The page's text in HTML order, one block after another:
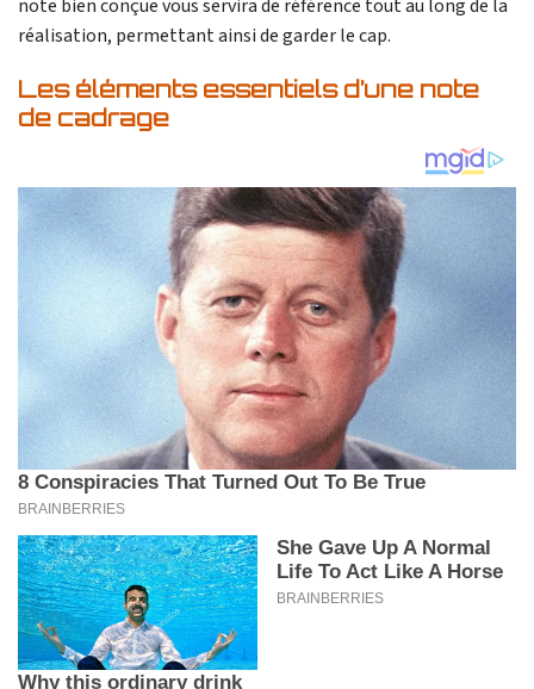
note bien conçue vous servira de référence tout au long de la
réalisation, permettant ainsi de garder le cap.
Les éléments essentiels d’une note
de cadrage